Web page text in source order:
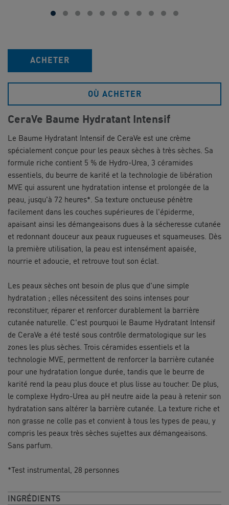
CeraVe Baume Hydratant Intensif
Le Baume Hydratant Intensif de CeraVe est une crème
spécialement conçue pour les peaux sèches à très sèches. Sa
formule riche contient 5 % de Hydro-Urea, 3 céramides
essentiels, du beurre de karité et la technologie de libération
MVE qui assurent une hydratation intense et prolongée de la
peau, jusqu'à 72 heures*. Sa texture onctueuse pénètre
facilement dans les couches supérieures de l'épiderme,
apaisant ainsi les démangeaisons dues à la sécheresse cutanée
et redonnant douceur aux peaux rugueuses et squameuses. Dès
la première utilisation, la peau est intensément apaisée,
nourrie et adoucie, et retrouve tout son éclat.
Les peaux sèches ont besoin de plus que d'une simple
hydratation ; elles nécessitent des soins intenses pour
reconstituer, réparer et renforcer durablement la barrière
cutanée naturelle. C'est pourquoi le Baume Hydratant Intensif
de CeraVe a été testé sous contrôle dermatologique sur les
zones les plus sèches. Trois céramides essentiels et la
technologie MVE, permettent de renforcer la barrière cutanée
pour une hydratation longue durée, tandis que le beurre de
karité rend la peau plus douce et plus lisse au toucher. De plus,
le complexe Hydro-Urea au pH neutre aide la peau à retenir son
hydratation sans altérer la barrière cutanée. La texture riche et
non grasse ne colle pas et convient à tous les types de peau, y
compris les peaux très sèches sujettes aux démangeaisons.
Sans parfum.
*Test instrumental, 28 personnes
ACHETER
OÙ ACHETER
INGRÉDIENTS